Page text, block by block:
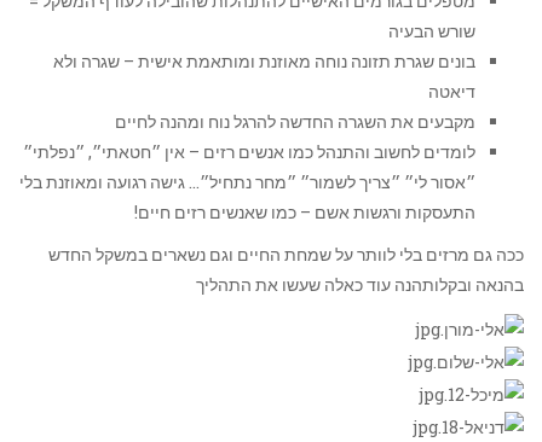
שורש הבעיה
בונים שגרת תזונה נוחה מאוזנת ומותאמת אישית – שגרה ולא
דיאטה
מקבעים את השגרה החדשה להרגל נוח ומהנה לחיים
לומדים לחשוב והתנהל כמו אנשים רזים – אין ״חטאתי״, ״נפלתי״
״אסור לי״ ״צריך לשמור״ ״מחר נתחיל״… גישה רגועה ומאוזנת בלי
התעסקות ורגשות אשם – כמו שאנשים רזים חיים!
ככה גם מרזים בלי לוותר על שמחת החיים וגם נשארים במשקל החדש
בהנאה ובקלותהנה עוד כאלה שעשו את התהליך